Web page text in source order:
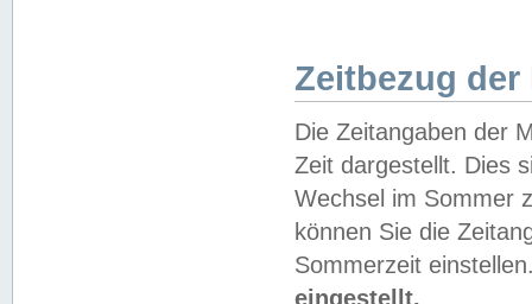
Zeitbezug der
Die Zeitangaben der
Zeit dargestellt. Dies
Wechsel im Sommer
können Sie die
Sommerzeit
eingestellt.